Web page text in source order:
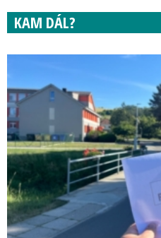
KAM DÁL?